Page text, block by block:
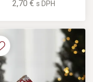
2,70 €s DPH